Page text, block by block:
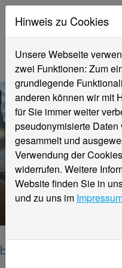
Home
Hinweis zu Cookies
Unsere Webseite
zwei Funktionen: Zum
grundlegende
anderen können wir mit
für Sie immer weiter
pseudonymisierte
gesammelt und
Verwendung der
widerrufen. Weitere
Website finden Sie in
und zu uns im